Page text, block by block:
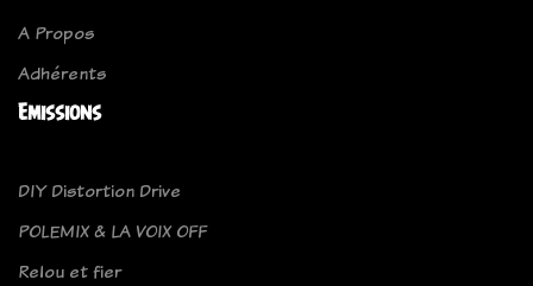
A Propos
Adhérents
Emissions
DIY Distortion Drive
POLEMIX & LA VOIX OFF
Relou et fier